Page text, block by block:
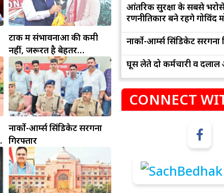
टोंक में संभावनाओं की कमी
नहीं, जरूरत है बेहतर
इंफ्रास्ट्रक्चर की
नार्को-आर्म्स सिंडिकेट सरगना
गिरफ्तार
आंतरिक सुरक्षा के सबसे
रणनीतिकार बने रहेंगे गोविंद
नार्को-आर्म्स सिंडिकेट सरगना
घूस लेते दो कर्मचारी व दलाल
CONNECT
कुंभ
धनलाभ के अवसरों में वृद्धि के साथ अपनी योजनाओं
पर काम करते रहे।
संभलकर रहे, जल्दबाजी
विवादों से बचे।